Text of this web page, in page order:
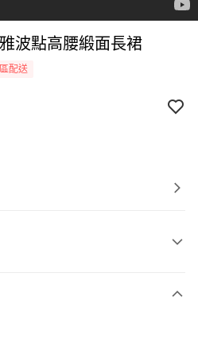
波點高腰緞面長裙
配送